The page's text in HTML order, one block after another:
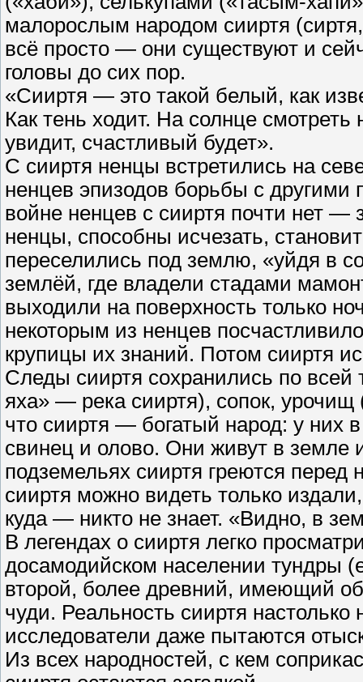
малорослым народом сииртя
всё просто — они существуют и
головы до сих пор.
«Сииртя — это такой белый, как
Как тень ходит. На солнце смотреть
увидит, счастливый будет».
С сииртя ненцы встретились на
ненцев эпизодов борьбы с
войне ненцев с сииртя почти нет —
ненцы, способны исчезать,
переселились под землю, «уйдя в
землёй, где владели стадами
выходили на поверхность только
некоторым из ненцев
крупицы их знаний. Потом сииртя
Следы сииртя сохранились по всей
яха» — река сииртя), сопок,
что сииртя — богатый народ: у них
свинец и олово. Они живут в
подземельях сииртя греются
сииртя можно видеть только
куда — никто не знает. «Видно, в
В легендах о сииртя легко
досамодийском населении тундры
второй, более древний, имеющий
чуди. Реальность сииртя
исследователи даже пытаются
Из всех народностей, с кем